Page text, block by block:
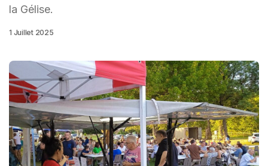
la Gélise.
1 Juillet 2025